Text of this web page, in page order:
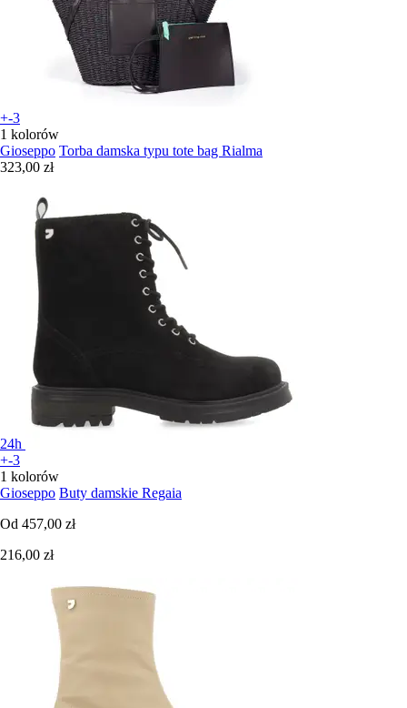
+-3
1 kolorów
Gioseppo Torba damska typu tote bag Rialma
323,00 zł
24h
+-3
1 kolorów
Gioseppo Buty damskie Regaia
Od 457,00 zł
216,00 zł